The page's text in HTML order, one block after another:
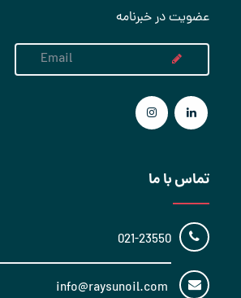
عضویت در خبرنامه
تماس با ما
021-23550